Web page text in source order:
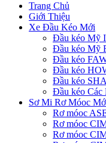
Trang Chủ
Giới Thiệu
Xe Đầu Kéo Mới
Đầu kéo Mỹ
Đầu kéo Mỹ
Đầu kéo
Đầu kéo
Đầu kéo
Đầu kéo Các
Sơ Mi Rơ Móoc
Rơ móoc
Rơ móoc
Rơ móoc